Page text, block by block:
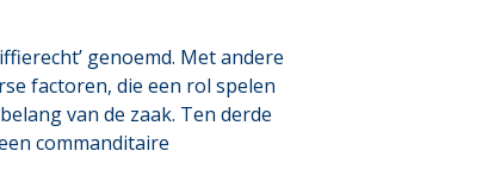
genoemd. Met andere
factoren, die een rol spelen
van de zaak. Ten derde
commanditaire